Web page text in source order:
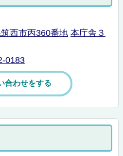
西市丙360番地 本庁舎３
0183
合わせをする